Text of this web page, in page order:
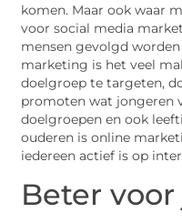
komen. Maar ook waar
voor social media
mensen gevolgd
marketing is het veel
doelgroep te targeten,
promoten wat jongeren
doelgroepen en ook
ouderen is online
iedereen actief is op
Beter